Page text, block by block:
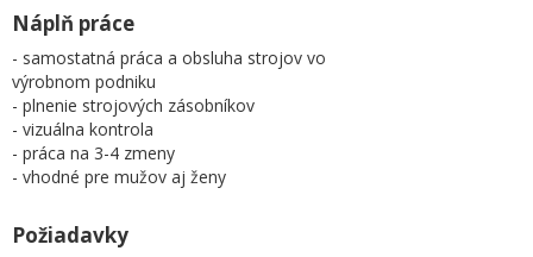
Náplň práce
- samostatná práca a obsluha strojov vo
výrobnom podniku
- plnenie strojových zásobníkov
- vizuálna kontrola
- práca na 3-4 zmeny
- vhodné pre mužov aj ženy
Požiadavky